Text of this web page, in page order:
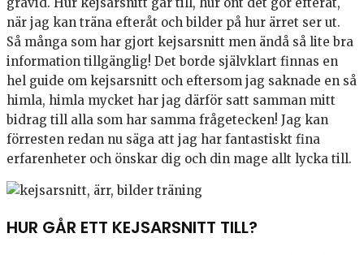
gravid. Hur kejsarsnitt går till, hur ont det gör efteråt,
när jag kan träna efteråt och bilder på hur ärret ser ut.
Så många som har gjort kejsarsnitt men ändå så lite bra
information tillgänglig! Det borde självklart finnas en
hel guide om kejsarsnitt och eftersom jag saknade en så
himla, himla mycket har jag därför satt samman mitt
bidrag till alla som har samma frågetecken! Jag kan
förresten redan nu säga att jag har fantastiskt fina
erfarenheter och önskar dig och din mage allt lycka till.
HUR GÅR ETT KEJSARSNITT TILL?